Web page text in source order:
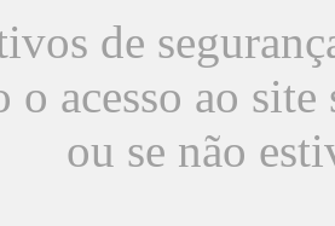
de
o acesso ao
ou se não